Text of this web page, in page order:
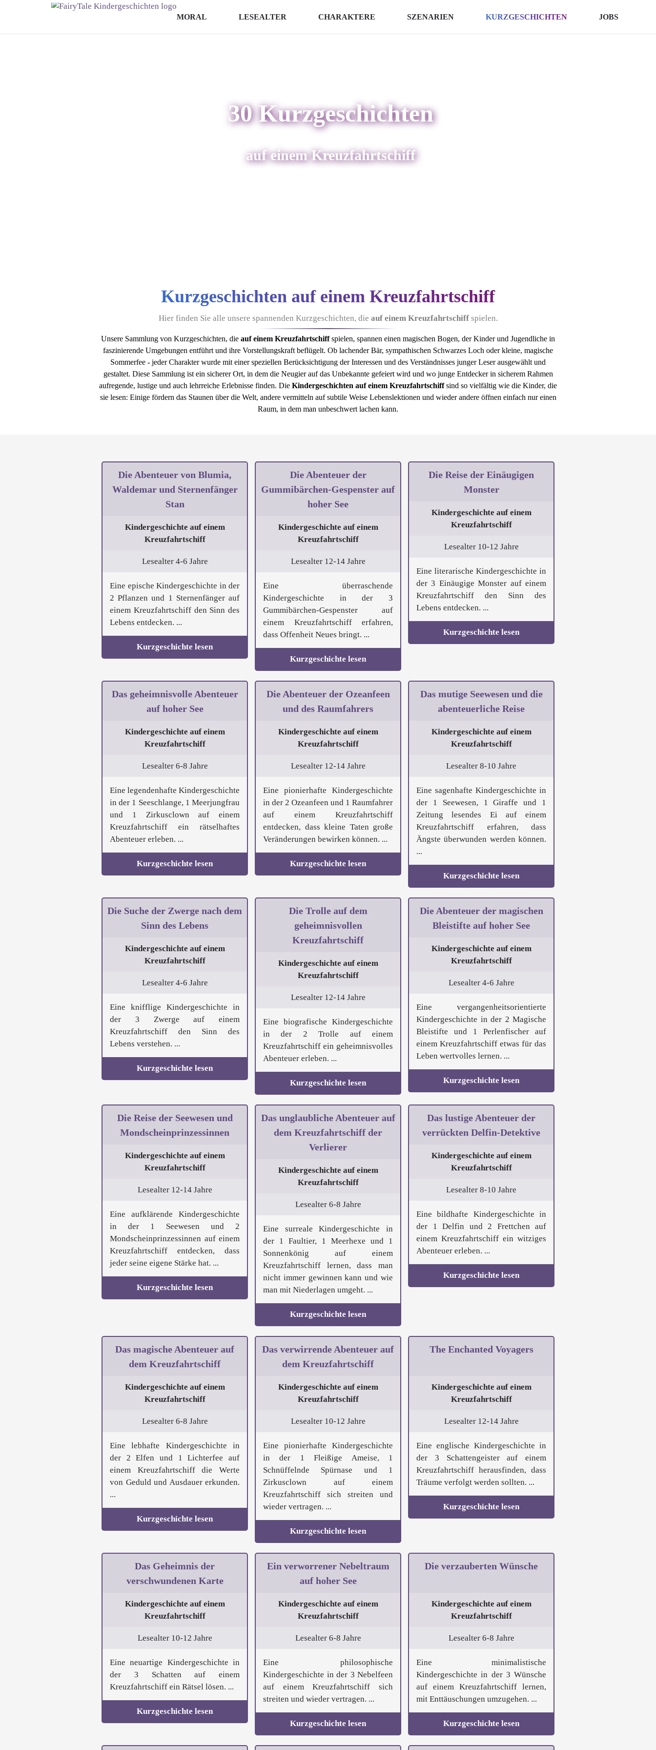
MORAL LESEALTER CHARAKTERE SZENARIEN KURZGESCHICHTEN JOBS
30 Kurzgeschichten
auf einem Kreuzfahrtschiff
Kurzgeschichten auf einem Kreuzfahrtschiff
Hier finden Sie alle unsere spannenden Kurzgeschichten, die auf einem Kreuzfahrtschiffspielen.
Unsere Sammlung von Kurzgeschichten, die auf einem Kreuzfahrtschiffspielen, spannen einen magischen Bogen, der Kinder und Jugendliche in
faszinierende Umgebungen entführt und ihre Vorstellungskraft beflügelt. Ob lachender Bär, sympathischen Schwarzes Loch oder kleine, magische
Sommerfee - jeder Charakter wurde mit einer speziellen Berücksichtigung der Interessen und des Verständnisses junger Leser ausgewählt und
gestaltet. Diese Sammlung ist ein sicherer Ort, in dem die Neugier auf das Unbekannte gefeiert wird und wo junge Entdecker in sicherem Rahmen
aufregende, lustige und auch lehrreiche Erlebnisse finden. Die Kindergeschichten auf einem Kreuzfahrtschiffsind so vielfältig wie die Kinder, die
sie lesen: Einige fördern das Staunen über die Welt, andere vermitteln auf subtile Weise Lebenslektionen und wieder andere öffnen einfach nur einen
Raum, in dem man unbeschwert lachen kann.
Die Abenteuer von Blumia,
Waldemar und Sternenfänger
Stan
Kindergeschichte auf einem
Kreuzfahrtschiff
Lesealter 4-6 Jahre
Eine epische Kindergeschichte in der
2 Pflanzen und 1 Sternenfänger auf
einem Kreuzfahrtschiff den Sinn des
Lebens entdecken. ...
Kurzgeschichte lesen
Die Abenteuer der
Gummibärchen-Gespenster auf
hoher See
Kindergeschichte auf einem
Kreuzfahrtschiff
Lesealter 12-14 Jahre
Eine überraschende
Kindergeschichte in der 3
Gummibärchen-Gespenster auf
einem Kreuzfahrtschiff erfahren,
dass Offenheit Neues bringt. ...
Kurzgeschichte lesen
Die Reise der Einäugigen
Monster
Kindergeschichte auf einem
Kreuzfahrtschiff
Lesealter 10-12 Jahre
Eine literarische Kindergeschichte in
der 3 Einäugige Monster auf einem
Kreuzfahrtschiff den Sinn des
Lebens entdecken. ...
Kurzgeschichte lesen
Das geheimnisvolle Abenteuer
auf hoher See
Kindergeschichte auf einem
Kreuzfahrtschiff
Lesealter 6-8 Jahre
Eine legendenhafte Kindergeschichte
in der 1 Seeschlange, 1 Meerjungfrau
und 1 Zirkusclown auf einem
Kreuzfahrtschiff ein rätselhaftes
Abenteuer erleben. ...
Kurzgeschichte lesen
Die Abenteuer der Ozeanfeen
und des Raumfahrers
Kindergeschichte auf einem
Kreuzfahrtschiff
Lesealter 12-14 Jahre
Eine pionierhafte Kindergeschichte
in der 2 Ozeanfeen und 1 Raumfahrer
auf einem Kreuzfahrtschiff
entdecken, dass kleine Taten große
Veränderungen bewirken können. ...
Kurzgeschichte lesen
Das mutige Seewesen und die
abenteuerliche Reise
Kindergeschichte auf einem
Kreuzfahrtschiff
Lesealter 8-10 Jahre
Eine sagenhafte Kindergeschichte in
der 1 Seewesen, 1 Giraffe und 1
Zeitung lesendes Ei auf einem
Kreuzfahrtschiff erfahren, dass
Ängste überwunden werden können.
...
Kurzgeschichte lesen
Die Suche der Zwerge nach dem
Sinn des Lebens
Kindergeschichte auf einem
Kreuzfahrtschiff
Lesealter 4-6 Jahre
Eine knifflige Kindergeschichte in
der 3 Zwerge auf einem
Kreuzfahrtschiff den Sinn des
Lebens verstehen. ...
Kurzgeschichte lesen
Die Trolle auf dem
geheimnisvollen
Kreuzfahrtschiff
Kindergeschichte auf einem
Kreuzfahrtschiff
Lesealter 12-14 Jahre
Eine biografische Kindergeschichte
in der 2 Trolle auf einem
Kreuzfahrtschiff ein geheimnisvolles
Abenteuer erleben. ...
Kurzgeschichte lesen
Die Abenteuer der magischen
Bleistifte auf hoher See
Kindergeschichte auf einem
Kreuzfahrtschiff
Lesealter 4-6 Jahre
Eine vergangenheitsorientierte
Kindergeschichte in der 2 Magische
Bleistifte und 1 Perlenfischer auf
einem Kreuzfahrtschiff etwas für das
Leben wertvolles lernen. ...
Kurzgeschichte lesen
Die Reise der Seewesen und
Mondscheinprinzessinnen
Kindergeschichte auf einem
Kreuzfahrtschiff
Lesealter 12-14 Jahre
Eine aufklärende Kindergeschichte
in der 1 Seewesen und 2
Mondscheinprinzessinnen auf einem
Kreuzfahrtschiff entdecken, dass
jeder seine eigene Stärke hat. ...
Kurzgeschichte lesen
Das unglaubliche Abenteuer auf
dem Kreuzfahrtschiff der
Verlierer
Kindergeschichte auf einem
Kreuzfahrtschiff
Lesealter 6-8 Jahre
Eine surreale Kindergeschichte in
der 1 Faultier, 1 Meerhexe und 1
Sonnenkönig auf einem
Kreuzfahrtschiff lernen, dass man
nicht immer gewinnen kann und wie
man mit Niederlagen umgeht. ...
Kurzgeschichte lesen
Das lustige Abenteuer der
verrückten Delfin-Detektive
Kindergeschichte auf einem
Kreuzfahrtschiff
Lesealter 8-10 Jahre
Eine bildhafte Kindergeschichte in
der 1 Delfin und 2 Frettchen auf
einem Kreuzfahrtschiff ein witziges
Abenteuer erleben. ...
Kurzgeschichte lesen
Das magische Abenteuer auf
dem Kreuzfahrtschiff
Kindergeschichte auf einem
Kreuzfahrtschiff
Lesealter 6-8 Jahre
Eine lebhafte Kindergeschichte in
der 2 Elfen und 1 Lichterfee auf
einem Kreuzfahrtschiff die Werte
von Geduld und Ausdauer erkunden.
...
Kurzgeschichte lesen
Das verwirrende Abenteuer auf
dem Kreuzfahrtschiff
Kindergeschichte auf einem
Kreuzfahrtschiff
Lesealter 10-12 Jahre
Eine pionierhafte Kindergeschichte
in der 1 Fleißige Ameise, 1
Schnüffelnde Spürnase und 1
Zirkusclown auf einem
Kreuzfahrtschiff sich streiten und
wieder vertragen. ...
Kurzgeschichte lesen
The Enchanted Voyagers
Kindergeschichte auf einem
Kreuzfahrtschiff
Lesealter 12-14 Jahre
Eine englische Kindergeschichte in
der 3 Schattengeister auf einem
Kreuzfahrtschiff herausfinden, dass
Träume verfolgt werden sollten. ...
Kurzgeschichte lesen
Das Geheimnis der
verschwundenen Karte
Kindergeschichte auf einem
Kreuzfahrtschiff
Lesealter 10-12 Jahre
Eine neuartige Kindergeschichte in
der 3 Schatten auf einem
Kreuzfahrtschiff ein Rätsel lösen. ...
Kurzgeschichte lesen
Ein verworrener Nebeltraum
auf hoher See
Kindergeschichte auf einem
Kreuzfahrtschiff
Lesealter 6-8 Jahre
Eine philosophische
Kindergeschichte in der 3 Nebelfeen
auf einem Kreuzfahrtschiff sich
streiten und wieder vertragen. ...
Kurzgeschichte lesen
Die verzauberten Wünsche
Kindergeschichte auf einem
Kreuzfahrtschiff
Lesealter 6-8 Jahre
Eine minimalistische
Kindergeschichte in der 3 Wünsche
auf einem Kreuzfahrtschiff lernen,
mit Enttäuschungen umzugehen. ...
Kurzgeschichte lesen